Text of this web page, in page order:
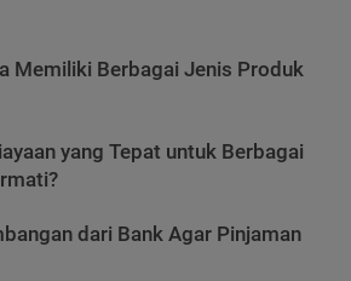
Memiliki Berbagai Jenis Produk
yang Tepat untuk Berbagai
dari Bank Agar Pinjaman